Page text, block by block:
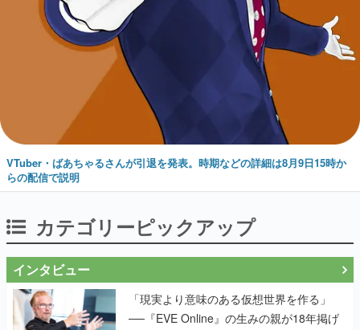
VTuber・ばあちゃるさんが引退を発表。時期などの詳細は8月9日15時か
らの配信で説明
カテゴリーピックアップ
インタビュー
「現実より意味のある仮想世界を作る」
──『EVE Online』の生みの親が18年掲げ